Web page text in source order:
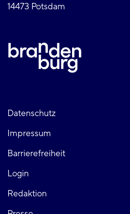
14473 Potsdam
Fußzeile
links
Datenschutz
Impressum
Barrierefreiheit
Login
Fußzeile
Redaktion